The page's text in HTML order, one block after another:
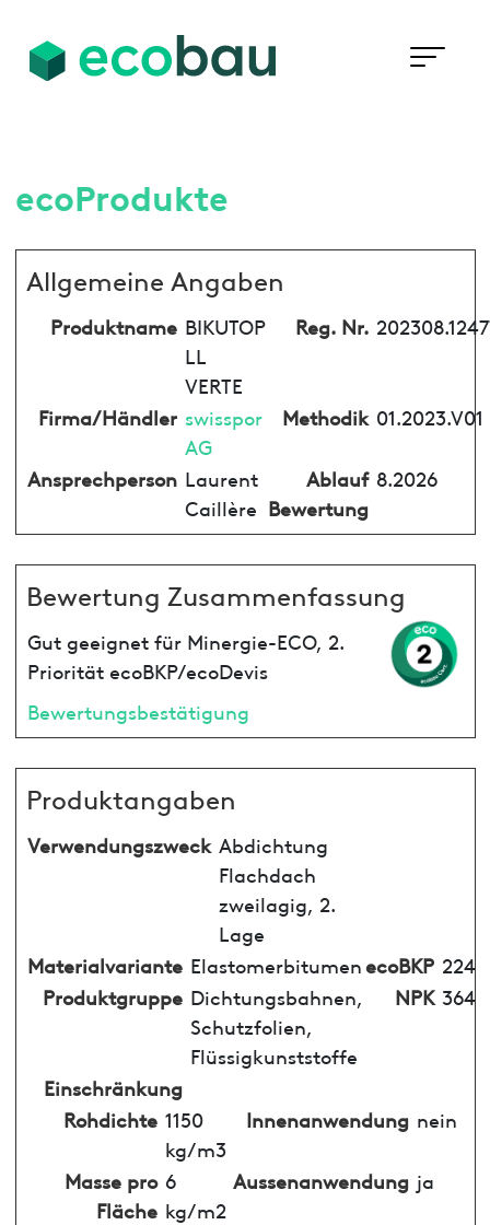
ecoProdukte
Allgemeine Angaben
Produktname BIKUTOP
LL
VERTE
Reg. Nr.
Firma/Händler swisspor
AG
Methodik 01.2023.V01
Ansprechperson Laurent
Caillère
Ablauf
Bewertung
8.2026
Bewertung Zusammenfassung
Gut geeignet für Minergie-ECO, 2.
Priorität ecoBKP/ecoDevis
Bewertungsbestätigung
Produktangaben
Verwendungszweck Abdichtung
Flachdach
zweilagig, 2.
Lage
Materialvariante ElastomerbitumenecoBKP 224
Produktgruppe Dichtungsbahnen,
Schutzfolien,
Flüssigkunststoffe
NPK 364
Einschränkung
Rohdichte 1150
kg/m3
Innenanwendung nein
Masse pro
Fläche
6
kg/m2
Aussenanwendung ja